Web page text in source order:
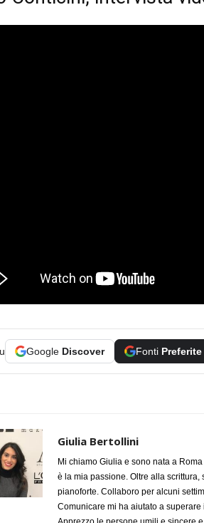
Google Discover Fonti Preferite
Giulia Bertollini
Mi chiamo Giulia e sono nata a
è la mia passione. Oltre alla
pianoforte. Collaboro per alcuni
Comunicare mi ha aiutato a